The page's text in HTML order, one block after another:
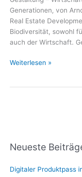
Generationen, von
Real Estate
Biodiversität, sowohl
auch der Wirtschaft.
Weiterlesen »
Neueste
Digitaler Produktpass